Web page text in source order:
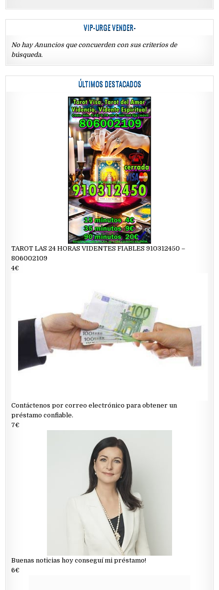
VIP-URGE VENDER-
No hay Anuncios que concuerden con sus criterios de
búsqueda.
ÚLTIMOS DESTACADOS
TAROT LAS 24 HORAS VIDENTES FIABLES 910312450 –
806002109
4€
Contáctenos por correo electrónico para obtener un
préstamo confiable.
7€
Buenas noticias hoy conseguí mi préstamo!
6€